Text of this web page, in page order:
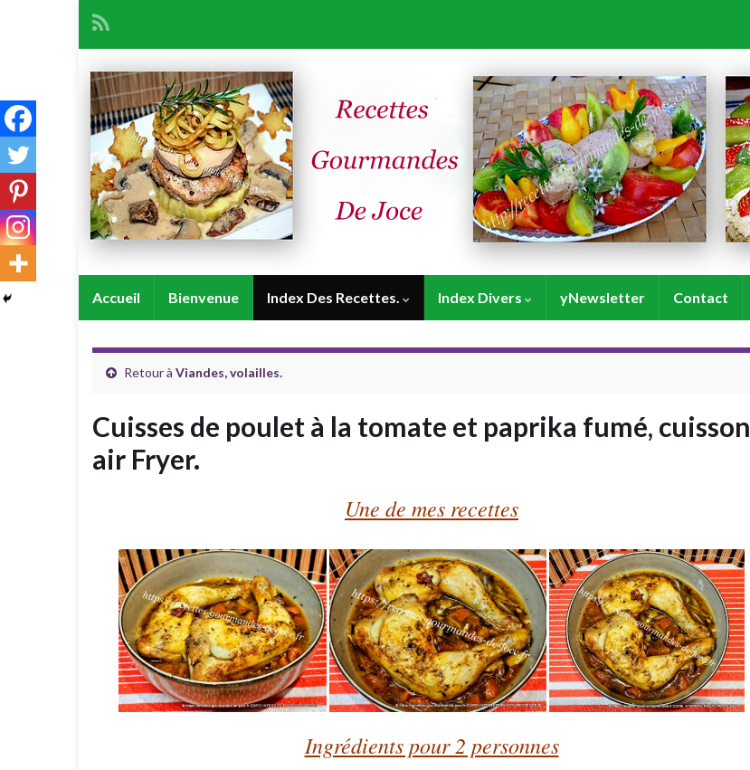
Accueil Bienvenue Index Des Recettes. Index Divers yNewsletter Contact
Retour à Viandes, volailles.
Cuisses de poulet à la tomate et paprika fumé, cuisson
air Fryer.
Une de mes recettes
Ingrédients pour 2 personnes